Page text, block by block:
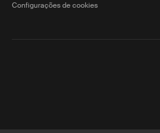
Configurações de cookies